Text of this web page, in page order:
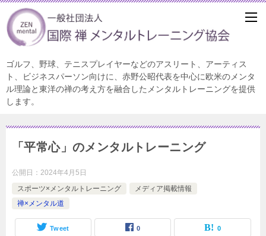
ゴルフ、野球、テニスプレイヤーなどのアスリート、アーティス
ト、ビジネスパーソン向けに、赤野公昭代表を中心に欧米のメンタ
ル理論と東洋の禅の考え方を融合したメンタルトレーニングを提供
します。
「平常心」のメンタルトレーニング
公開日： 2024年4月5日
スポーツ×メンタルトレーニング
メディア掲載情報
禅×メンタル道
Tweet 0 0